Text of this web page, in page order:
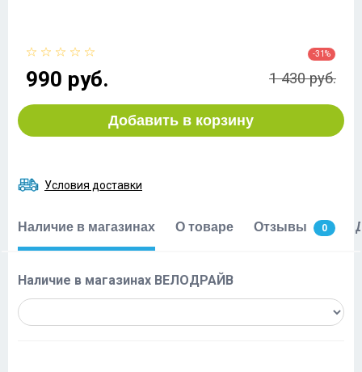
990 руб.
-31%
1 430 руб.
Добавить в корзину
Условия доставки
Наличие в магазинах О товаре Отзывы 0
Наличие в магазинах ВЕЛОДРАЙВ